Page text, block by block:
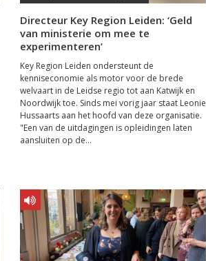
Directeur Key Region Leiden: ‘Geld
van ministerie om mee te
experimenteren’
Key Region Leiden ondersteunt de
kenniseconomie als motor voor de brede
welvaart in de Leidse regio tot aan Katwijk en
Noordwijk toe. Sinds mei vorig jaar staat Leonie
Hussaarts aan het hoofd van deze organisatie.
"Een van de uitdagingen is opleidingen laten
aansluiten op de...